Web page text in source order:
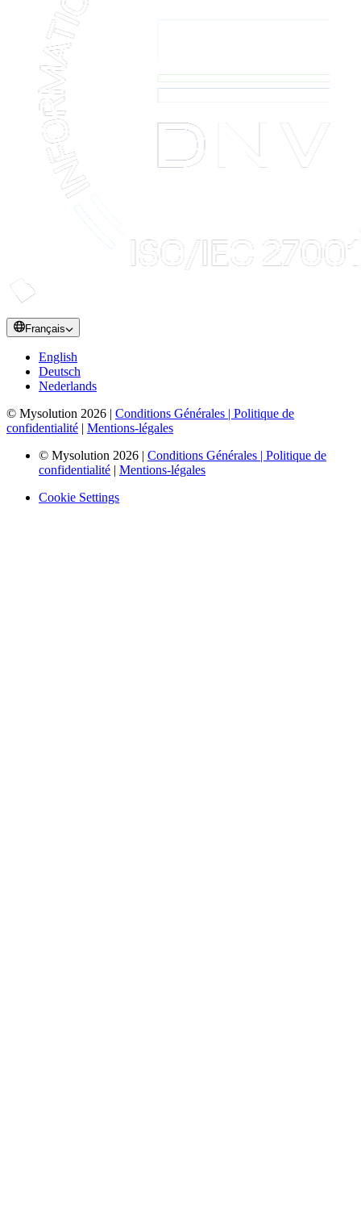
Français
English
Deutsch
Nederlands
© Mysolution 2026 | Conditions Générales | Politique de
confidentialité | Mentions-légales
© Mysolution 2026 | Conditions Générales | Politique de
confidentialité | Mentions-légales
Cookie Settings